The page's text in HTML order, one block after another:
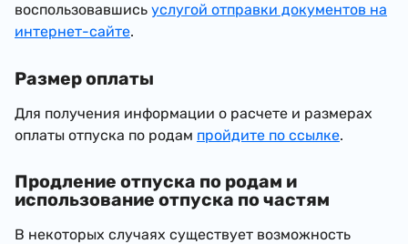
воспользовавшись услугой отправки документов на
интернет-сайте.
Размер оплаты
Для получения информации о расчете и размерах
оплаты отпуска по родам пройдите по ссылке.
Продление отпуска по родам и
использование отпуска по частям
В некоторых случаях существует возможность